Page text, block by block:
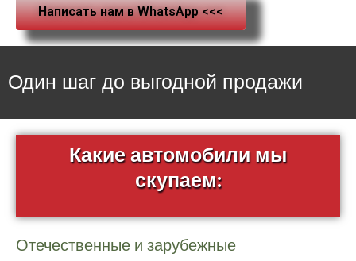
Написать нам в WhatsApp <<<
Один шаг до выгодной продажи
Какие автомобили мы
скупаем:
Отечественные и зарубежные